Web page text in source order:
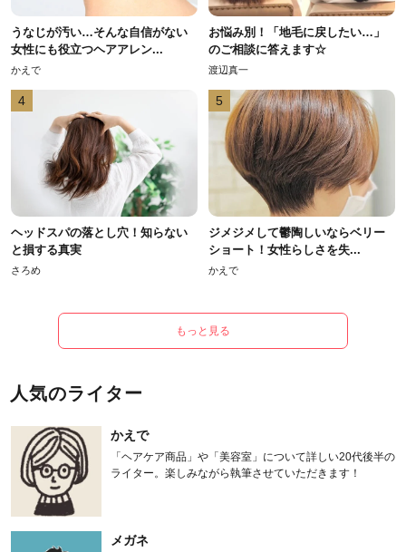
うなじが汚い…そんな自信がない
女性にも役立つヘアアレン...
かえで
お悩み別！「地毛に戻したい…」
のご相談に答えます☆
渡辺真一
4
ヘッドスパの落とし穴！知らない
と損する真実
さろめ
5
ジメジメして鬱陶しいならベリー
ショート！女性らしさを失...
かえで
もっと見る
人気のライター
かえで
「ヘアケア商品」や「美容室」について詳しい20代後半の
ライター。楽しみながら執筆させていただきます！
メガネ